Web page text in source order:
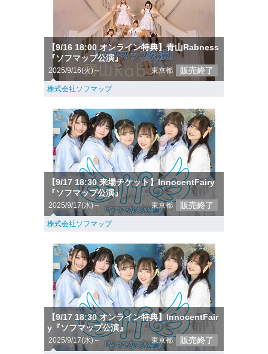
【9/16 18:00 オンライン特典】青山Rabness
『ソフマップ公演』
2025/9/16(火)～ 東京都 販売終了
株式会社ソフマップ
【9/17 18:30 来場チケット】InnocentFairy
『ソフマップ公演』
2025/9/17(水)～ 東京都 販売終了
株式会社ソフマップ
【9/17 18:30 オンライン特典】InnocentFair
y『ソフマップ公演』
2025/9/17(水)～ 東京都 販売終了